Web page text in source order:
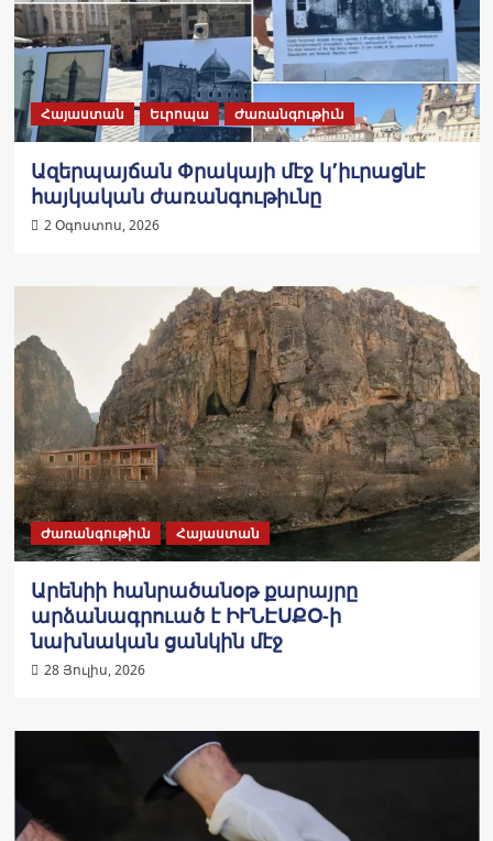
Հայաստան Եւրոպա Ժառանգութիւն
Ազերպայճան Փրակայի մէջ կ՚իւրացնէ
հայկական ժառանգութիւնը
2 Օգոստոս, 2026
Ժառանգութիւն Հայաստան
Արենիի հանրածանօթ քարայրը
արձանագրուած է ԻՒՆԷՍՔՕ-ի
նախնական ցանկին մէջ
28 Յուլիս, 2026